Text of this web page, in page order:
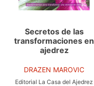
Secretos de las
transformaciones en
ajedrez
DRAZEN MAROVIC
Editorial La Casa del Ajedrez